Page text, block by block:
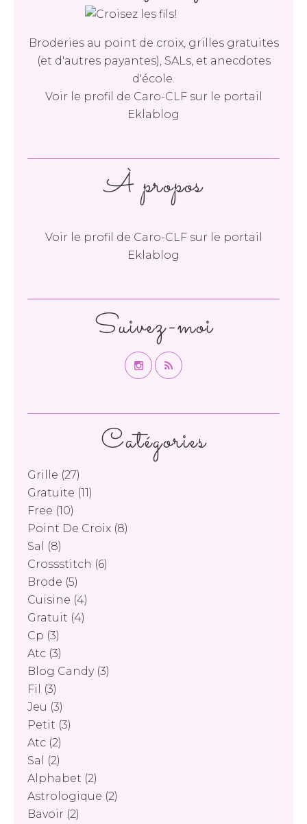
Catégories
Grille (27)
Gratuite (11)
Free (10)
Point De Croix (8)
Sal
(8)
Crossstitch (6)
Brode (5)
Cuisine (4)
Gratuit (4)
Cp (3)
Atc (3)
Blog Candy(3)
Fil
(3)
Jeu (3)
Petit (3)
Atc (2)
Sal
(2)
Alphabet (2)
Astrologique (2)
Bavoir (2)
Broderies au point de croix, grilles gratuites
(et d'autres payantes), SALs, et anecdotes
d'école.
Voir le profil de Caro-CLFsur le portail
Eklablog
Suivez-moi
À propos
Voir le profil de Caro-CLFsur le portail
Eklablog